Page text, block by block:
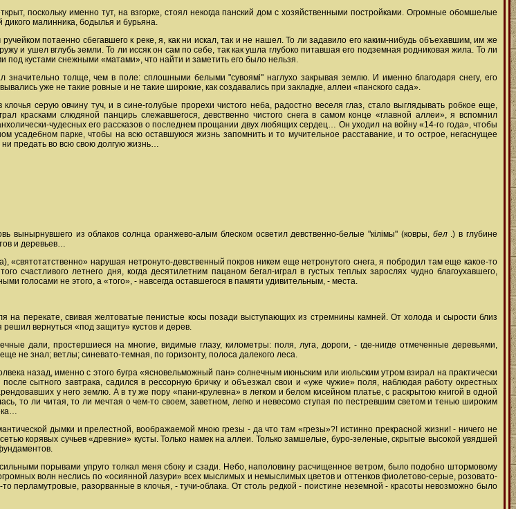
поскольку именно тут, на взгорке, стоял некогда панский дом с хозяйственными постройками. Огромные обомшелые
малинника, бодылья и бурьяна.
потаенно сбегавшего к реке, я, как ни искал, так и не нашел. То ли задавило его каким-нибудь объехавшим, им же
и ушел вглубь земли. То ли иссяк он сам по себе, так как ушла глубоко питавшая его подземная родниковая жила. То ли
под кустами снежными «матами», что найти и заметить его было нельзя.
толще, чем в поле: сплошными белыми "сувоямі" наглухо закрывая землю. И именно благодаря снегу, его
уже не такие ровные и не такие широкие, как создавались при закладке, аллеи «панского сада».
серую овчину туч, и в сине-голубые прорехи чистого неба, радостно веселя глаз, стало выглядывать робкое еще,
красками слюдяной панцирь слежавшегося, девственно чистого снега в самом конце «главной аллеи», я вспомнил
чудесных его рассказов о последнем прощании двух любящих сердец… Он уходил на войну «14-го года», чтобы
усадебном парке, чтобы на всю оставшуюся жизнь запомнить и то мучительное расставание, и то острое, негаснущее
ни предать во всю свою долгую жизнь…
из облаков солнца оранжево-алым блеском осветил девственно-белые "кілімы" (ковры, бел .) в глубине
и деревьев…
«святотатственно» нарушая нетронуто-девственный покров никем еще нетронутого снега, я побродил там еще какое-то
счастливого летнего дня, когда десятилетним пацаном бегал-играл в густых теплых зарослях чудно благоухавшего,
голосами не этого, а «того», - навсегда оставшегося в памяти удивительным, - места.
на перекате, свивая желтоватые пенистые косы позади выступающих из стремнины камней. От холода и сырости близ
вернуться «под защиту» кустов и дерев.
дали, простершиеся на многие, видимые глазу, километры: поля, луга, дороги, - где-нигде отмеченные деревьями,
не знал; ветлы; синевато-темная, по горизонту, полоса далекого леса.
назад, именно с этого бугра «ясновельможный пан» солнечным июньским или июльским утром взирал на практически
сытного завтрака, садился в рессорную бричку и объезжал свои и «уже чужие» поля, наблюдая работу окрестных
у него землю. А в ту же пору «пани-крулевна» в легком и белом кисейном платье, с раскрытою книгой в одной
то ли читая, то ли мечтая о чем-то своем, заветном, легко и невесомо ступая по пестревшим светом и тенью широким
дымки и прелестной, воображаемой мною грезы - да что там «грезы»?! истинно прекрасной жизни! - ничего не
корявых сучьев «древние» кусты. Только намек на аллеи. Только замшелые, буро-зеленые, скрытые высокой увядшей
порывами упруго толкал меня сбоку и сзади. Небо, наполовину расчищенное ветром, было подобно штормовому
волн неслись по «осиянной лазури» всех мыслимых и немыслимых цветов и оттенков фиолетово-серые, розовато-
перламутровые, разорванные в клочья, - тучи-облака. От столь редкой - поистине неземной - красоты невозможно было